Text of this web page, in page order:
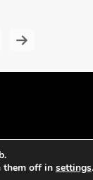
them off in settings.